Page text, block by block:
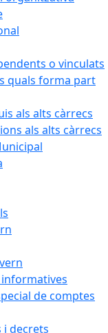
o vinculats
quals forma part
als alts càrrecs
als alts càrrecs
de comptes
i decrets